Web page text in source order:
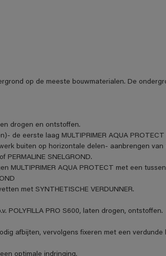
op de meeste bouwmaterialen. De
drogen en ontstoffen.
de eerste laag MULTIPRIMER AQUA PROTECT
buiten op horizontale delen- aanbrengen van
PERMALINE SNELGROND.
MULTIPRIMER AQUA PROTECT met een
met SYNTHETISCHE VERDUNNER.
POLYFILLA PRO S600, laten drogen, ontstoffen.
afbijten, vervolgens fixeren met een verdunde